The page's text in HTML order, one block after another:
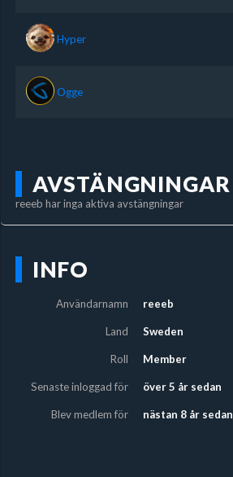
Hyper
Ogge
AVSTÄNGNINGAR
reeeb har inga aktiva avstängningar
INFO
Användarnamn reeeb
Land Sweden
Roll Member
Senaste inloggad för över 5 år sedan
Blev medlem för nästan 8 år sedan